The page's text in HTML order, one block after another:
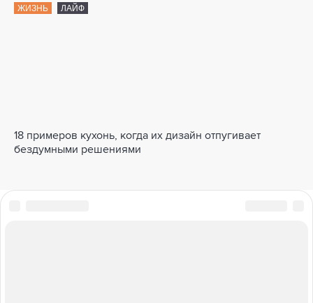
ЖИЗНЬ ЛАЙФ
18 примеров кухонь, когда их дизайн отпугивает
бездумными решениями